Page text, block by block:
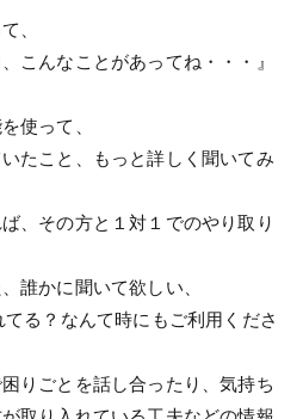
、
こんなことがあってね・・・』
使って、
たこと、もっと詳しく聞いてみ
、その方と１対１でのやり取り
誰かに聞いて欲しい、
る？なんて時にもご利用くださ
りごとを話し合ったり、気持ち